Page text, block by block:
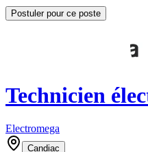
Postuler pour ce poste
Technicien
Electromega
Candiac